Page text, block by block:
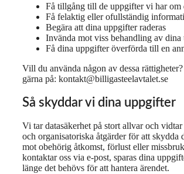
Få tillgång till de uppgifter vi har om
Få felaktig eller ofullständig
Begära att dina uppgifter raderas
Invända mot viss behandling av
Få dina uppgifter överförda till en
Vill du använda någon av dessa
gärna på: kontakt@billigasteelavtalet.se
Så skyddar vi dina uppgifter
Vi tar datasäkerhet på stort allvar och vidtar
och organisatoriska åtgärder för att skydda
mot obehörig åtkomst, förlust eller
kontaktar oss via e-post, sparas dina
länge det behövs för att hantera ärendet.